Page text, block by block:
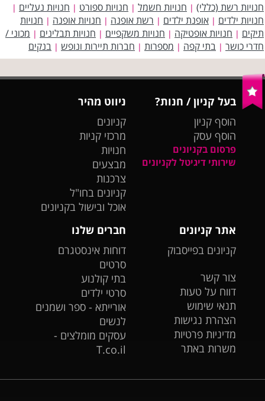
חנויות רשת (כללי) | חנויות חשמל | חנויות ספורט | חנויות נעליים |
חנויות ילדים | אופנת ילדים | רשת אופנה | חנויות אופנה | חנויות
תיקים | חנויות אופטיקה | חנויות משקפיים | חנויות תבלינים | מכוני /
חדרי כושר | בתי קפה | מספרות | חברות תיירות ונופש | בנקים
בעל קניון / חנות?
הוסף קניון
הוסף עסק
פרסום בקניונים
שירותי דיגיטל לקניונים
ניווט מהיר
קניונים
מרכזי קניות
חנויות
מבצעים
צרכנות
קניונים בחו"ל
אוכל ובישול בקניונים
אתר קניונים
קניונים בפייסבוק
צור קשר
דווח על טעות
תנאי שימוש
הצהרת נגישות
מדיניות פרטיות
משרות באתר
חברים שלנו
דוחות אינסטגרם
סרטים
בתי קולנוע
סרטי ילדים
אורייתא - ספר ושמנים
לנשים
עסקים מומלצים -
T.co.il